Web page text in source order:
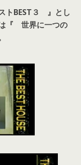
トBEST３ 』とし
『 世界に一つの